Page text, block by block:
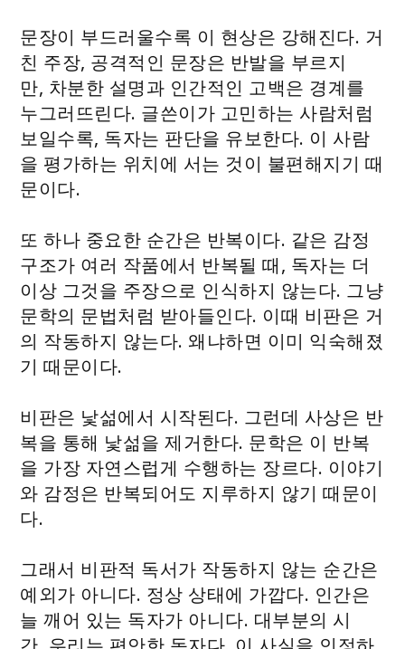
문장이 부드러울수록 이 현상은 강해진다. 거
친 주장, 공격적인 문장은 반발을 부르지
만, 차분한 설명과 인간적인 고백은 경계를
누그러뜨린다. 글쓴이가 고민하는 사람처럼
보일수록, 독자는 판단을 유보한다. 이 사람
을 평가하는 위치에 서는 것이 불편해지기 때
문이다.
또 하나 중요한 순간은 반복이다. 같은 감정
구조가 여러 작품에서 반복될 때, 독자는 더
이상 그것을 주장으로 인식하지 않는다. 그냥
문학의 문법처럼 받아들인다. 이때 비판은 거
의 작동하지 않는다. 왜냐하면 이미 익숙해졌
기 때문이다.
비판은 낯섦에서 시작된다. 그런데 사상은 반
복을 통해 낯섦을 제거한다. 문학은 이 반복
을 가장 자연스럽게 수행하는 장르다. 이야기
와 감정은 반복되어도 지루하지 않기 때문이
다.
그래서 비판적 독서가 작동하지 않는 순간은
예외가 아니다. 정상 상태에 가깝다. 인간은
늘 깨어 있는 독자가 아니다. 대부분의 시